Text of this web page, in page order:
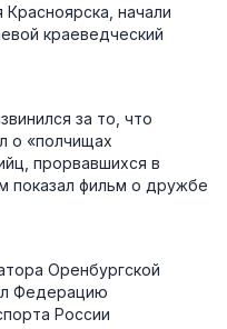
начали
краеведческий
за то, что
о «полчищах
прорвавшихся в
показал фильм о дружбе
Оренбургской
Федерацию
России